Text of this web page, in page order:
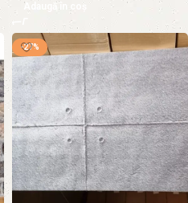
Adaugă în coș
-27%